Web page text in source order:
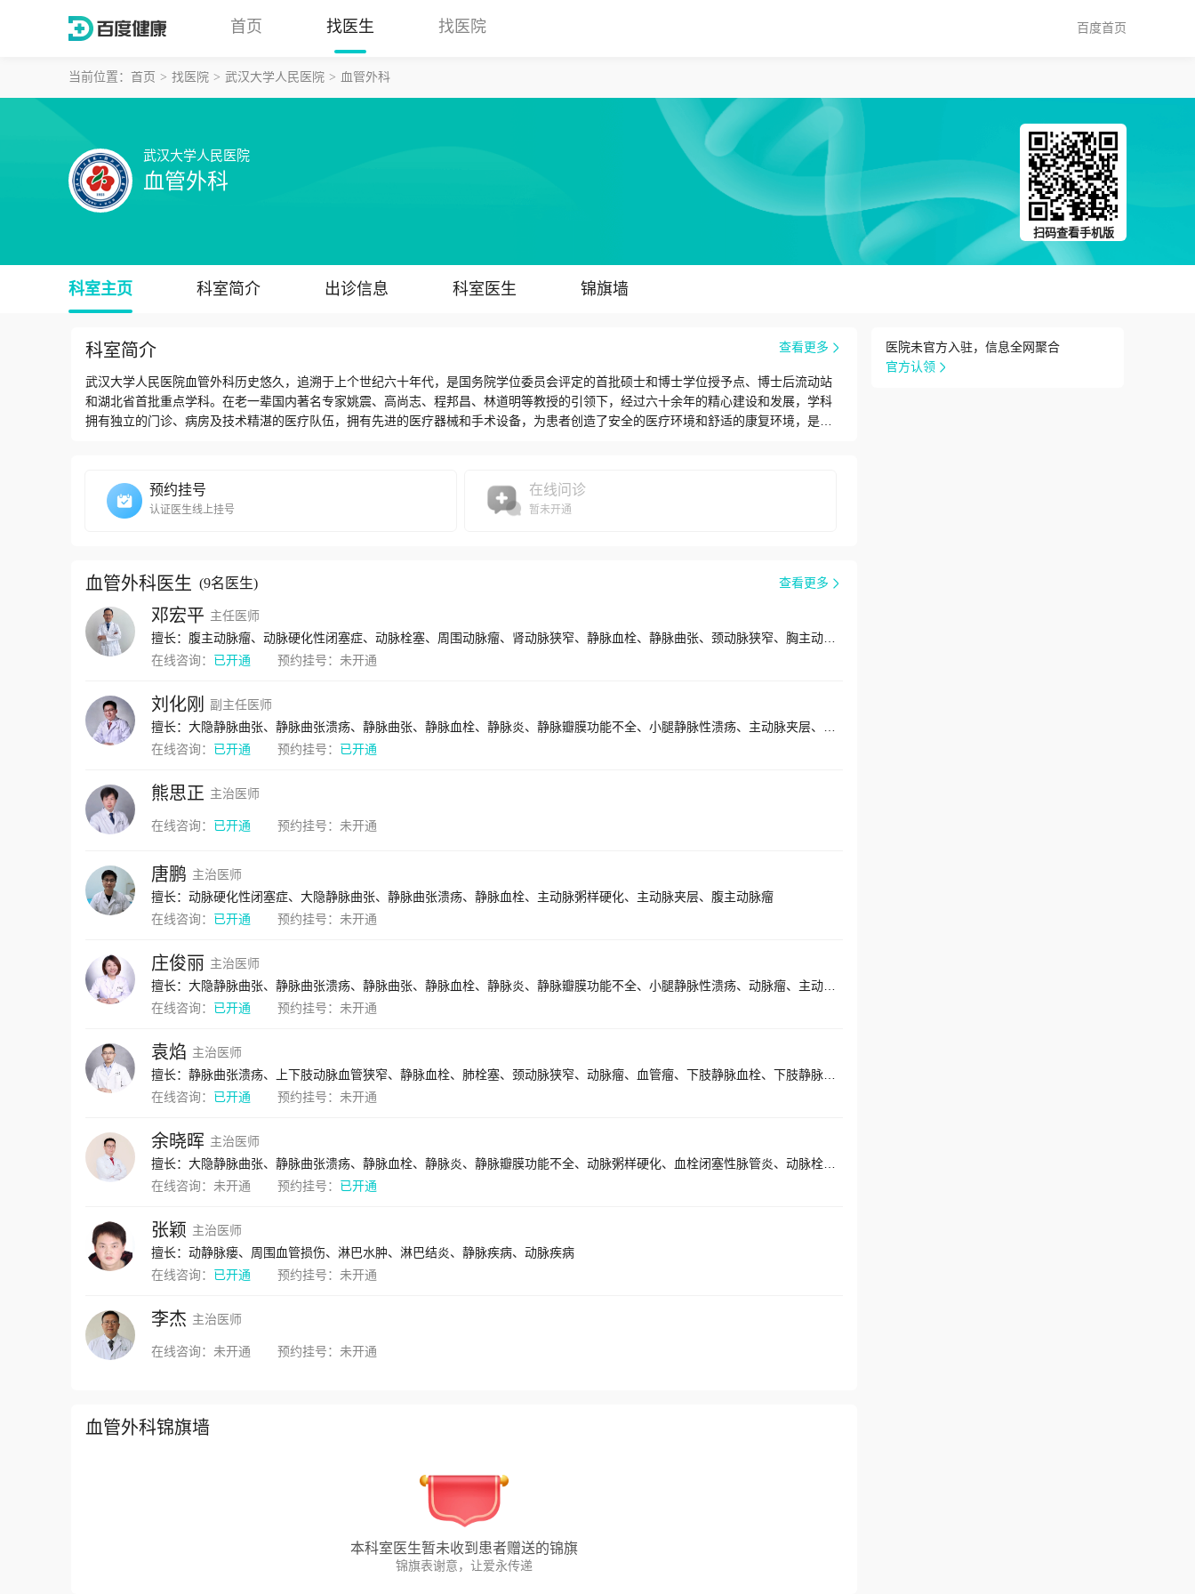
首页 找医生 找医院 百度首页
当前位置： 首页 找医院 武汉大学人民医院 血管外科
武汉大学人民医院
血管外科
扫码查看手机版
科室主页 科室简介 出诊信息 科室医生 锦旗墙
科室简介 查看更多
武汉大学人民医院血管外科历史悠久，追溯于上个世纪六十年代，是国务院学位委员会评定的首批硕士和博士学位授予点、博士后流动站
和湖北省首批重点学科。在老一辈国内著名专家姚震、高尚志、程邦昌、林道明等教授的引领下，经过六十余年的精心建设和发展，学科
拥有独立的门诊、病房及技术精湛的医疗队伍，拥有先进的医疗器械和手术设备，为患者创造了安全的医疗环境和舒适的康复环境，是集
展和开展国际上前沿的血管外科技术。学科的综合实力明显提升，临床诊疗的特色和优势越来越突出，医疗服务能力不断增强，并已搭建
了与国际接轨的科研平台，提升了理论研究水平和技术创新能力；造就了一支理论扎实、技术精湛、敬业爱岗、奋发有为、结构合理的高
素质人才队伍；成为血管疾病的微创治疗特色鲜明、优势突出的先进专科。在编工作人员20人（医师8人、护理人员12人）。国际血管联盟
国家及省级重大平台建设等各级各类科研项目数余项，SCI收录论文50余篇；获湖北省科技进步一等奖3项；武汉市科技进步一等奖2项、
头人邓宏平，男，医学博士，主任医师，副教授，美国斯坦福大学血管外科博士后、客座副研究员。科室及职务：武汉大学人民医院血管
外科主任。诊疗专长：静脉血栓、静脉曲张、下肢动脉硬化闭塞症、颈动脉狭窄及动脉瘤、胸主动脉瘤、腹主动脉瘤、髂动脉瘤、肢体动
脉瘤、内脏动脉瘤、主动脉夹层、肺栓塞、血管外伤及栓塞、血管源性肿瘤、糖尿病足及各种血管外科疾病的微创介入及外科治疗。学术
助，赴美国斯坦福大学留学两年，师从国际著名血管外科专家、美国美国血管外科学会（SVS）副主席RonaldLDalman教授。科研成果：
获湖北省科技进步一等奖2项；武汉市科技进步一等奖2项、三等奖1项。主编及参编医学专著4部；在国内外权威期刊发表论文30余篇，承
担国家自然科学基金2项、湖北省自然科学基金1项。个人网页：dhphdf531.haodf.com或武汉大学人民医院官网。门诊时间：紫阳院区
（每周一上午）；光谷院区（每周四上午）
预约挂号
认证医生线上挂号
在线问诊
暂未开通
血管外科医生 (9名医生) 查看更多
邓宏平 主任医师
在线咨询： 已开通 预约挂号： 未开通
刘化刚
副主任医师
在线咨询： 已开通 预约挂号： 已开通
熊思正 主治医师
在线咨询： 已开通 预约挂号： 未开通
唐鹏 主治医师
擅长：动脉硬化性闭塞症、大隐静脉曲张、静脉曲张溃疡、静脉血栓、主动脉粥样硬化、主动脉夹层、腹主动脉瘤
在线咨询： 已开通 预约挂号： 未开通
庄俊丽 主治医师
在线咨询： 已开通 预约挂号： 未开通
袁焰 主治医师
在线咨询： 已开通 预约挂号： 未开通
余晓晖 主治医师
在线咨询： 未开通 预约挂号： 已开通
张颖 主治医师
擅长：动静脉瘘、周围血管损伤、淋巴水肿、淋巴结炎、静脉疾病、动脉疾病
在线咨询： 已开通 预约挂号： 未开通
李杰 主治医师
在线咨询： 未开通 预约挂号： 未开通
血管外科锦旗墙
本科室医生暂未收到患者赠送的锦旗
锦旗表谢意，让爱永传递
医院未官方入驻，信息全网聚合
官方认领